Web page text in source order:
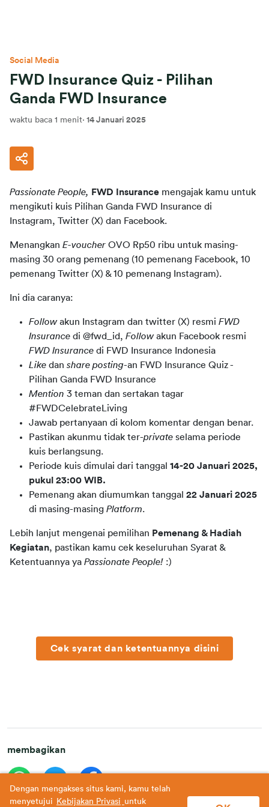
Social Media
FWD Insurance Quiz - Pilihan
Ganda FWD Insurance
waktu baca 1 menit· 14 Januari 2025
Passionate People, FWD Insurance mengajak kamu untuk
mengikuti kuis Pilihan Ganda FWD Insurance di
Instagram, Twitter (X) dan Facebook.
Menangkan E-voucher OVO Rp50 ribu untuk masing-
masing 30 orang pemenang (10 pemenang Facebook, 10
pemenang Twitter (X) & 10 pemenang Instagram).
Ini dia caranya:
Followakun Instagram dan twitter (X) resmi FWD
Insurance di @fwd_id, Followakun Facebook resmi
FWD Insurance di FWD Insurance Indonesia
Like dan share posting-an FWD Insurance Quiz -
Pilihan Ganda FWD Insurance
Mention 3 teman dan sertakan tagar
#FWDCelebrateLiving
Jawab pertanyaan di kolom komentar dengan benar.
Pastikan akunmu tidak ter-private selama periode
kuis berlangsung.
Periode kuis dimulai dari tanggal 14-20 Januari 2025,
pukul 23:00 WIB.
Pemenang akan diumumkan tanggal 22 Januari 2025
di masing-masing Platform.
Lebih lanjut mengenai pemilihan Pemenang & Hadiah
Kegiatan, pastikan kamu cek keseluruhan Syarat &
Ketentuannya ya Passionate People! :)
Cek syarat dan ketentuannya disini
membagikan
Dengan mengakses situs kami, kamu telah
menyetujui
Kebijakan Privasi untuk